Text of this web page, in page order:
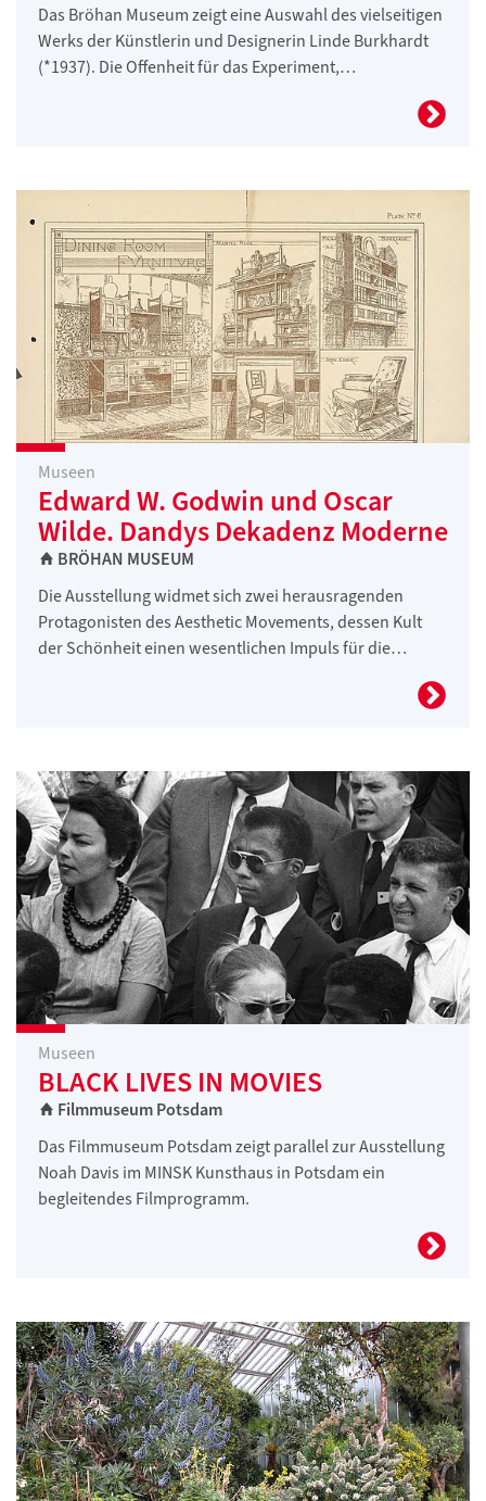
Das Bröhan Museum zeigt eine Auswahl des vielseitigen
Werks der Künstlerin und Designerin Linde Burkhardt
(*1937). Die Offenheit für das Experiment,…
Museen
Edward W. Godwin und Oscar
Wilde. Dandys Dekadenz Moderne
BRÖHAN MUSEUM
Die Ausstellung widmet sich zwei herausragenden
Protagonisten des Aesthetic Movements, dessen Kult
der Schönheit einen wesentlichen Impuls für die…
Museen
BLACK LIVES IN MOVIES
Filmmuseum Potsdam
Das Filmmuseum Potsdam zeigt parallel zur Ausstellung
Noah Davis im MINSK Kunsthaus in Potsdam ein
begleitendes Filmprogramm.